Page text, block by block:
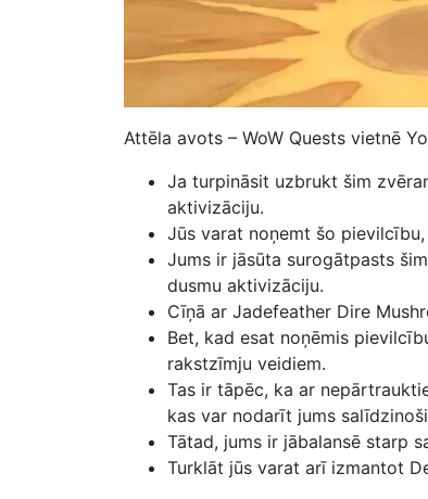
Attēla avots – WoW Quests vietnē
Ja turpināsit uzbrukt šim
aktivizāciju.
Jūs varat noņemt šo
Jums ir jāsūta surogātpasts
dusmu aktivizāciju.
Cīņā ar Jadefeather Dire
Bet, kad esat noņēmis
rakstzīmju veidiem.
Tas ir tāpēc, ka ar
kas var nodarīt jums
Tātad, jums ir jābalansē starp
Turklāt jūs varat arī izmantot